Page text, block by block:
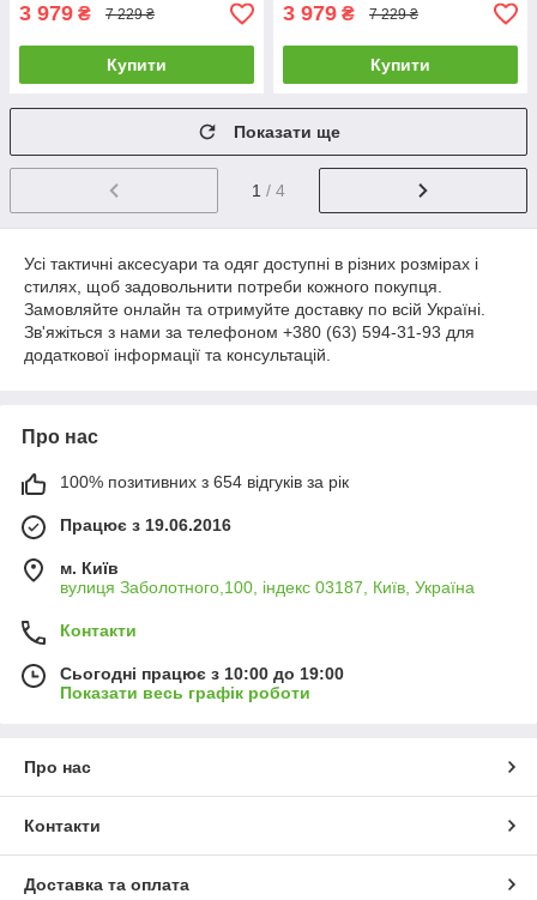
3 979 ₴ 7 229 ₴
Купити
3 979 ₴ 7 229 ₴
Купити
Показати ще
1 / 4
Усі тактичні аксесуари та одяг доступні в різних розмірах і
стилях, щоб задовольнити потреби кожного покупця.
Замовляйте онлайн та отримуйте доставку по всій Україні.
Зв'яжіться з нами за телефоном +380 (63) 594-31-93 для
додаткової інформації та консультацій.
Про нас
100% позитивних з 654 відгуків за рік
Працює з 19.06.2016
м. Київ
вулиця Заболотного,100, індекс 03187, Київ, Україна
Контакти
Сьогодні працює з 10:00 до 19:00
Показати весь графік роботи
Про нас
Контакти
Доставка та оплата